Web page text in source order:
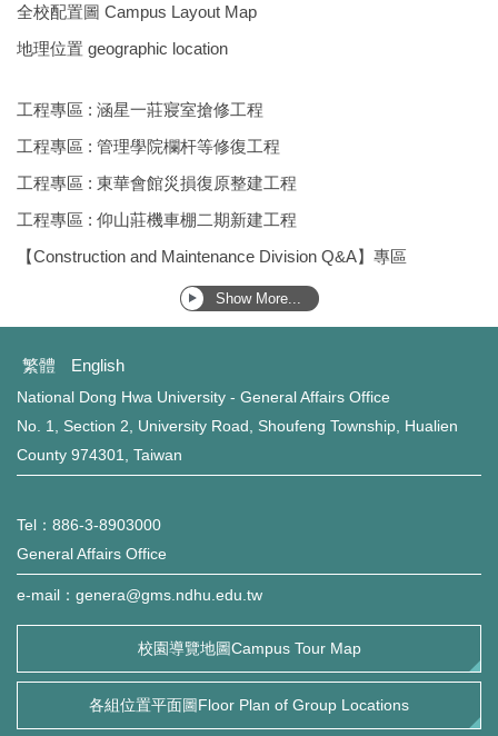
總務處表單下載 Office of General Affairs Form
Download
全校配置圖 Campus Layout Map
地理位置 geographic location
工程專區 : 涵星一莊寢室搶修工程
工程專區 : 管理學院欄杆等修復工程
工程專區 : 東華會館災損復原整建工程
工程專區 : 仰山莊機車棚二期新建工程
【Construction and Maintenance Division Q&A】專區
Show More...
繁體 English
National Dong Hwa University - General Affairs Office
No. 1, Section 2, University Road, Shoufeng Township, Hualien
County 974301, Taiwan
Tel：886-3-8903000
General Affairs Office
e-mail：genera@gms.ndhu.edu.tw
校園導覽地圖Campus Tour Map
各組位置平面圖Floor Plan of Group Locations